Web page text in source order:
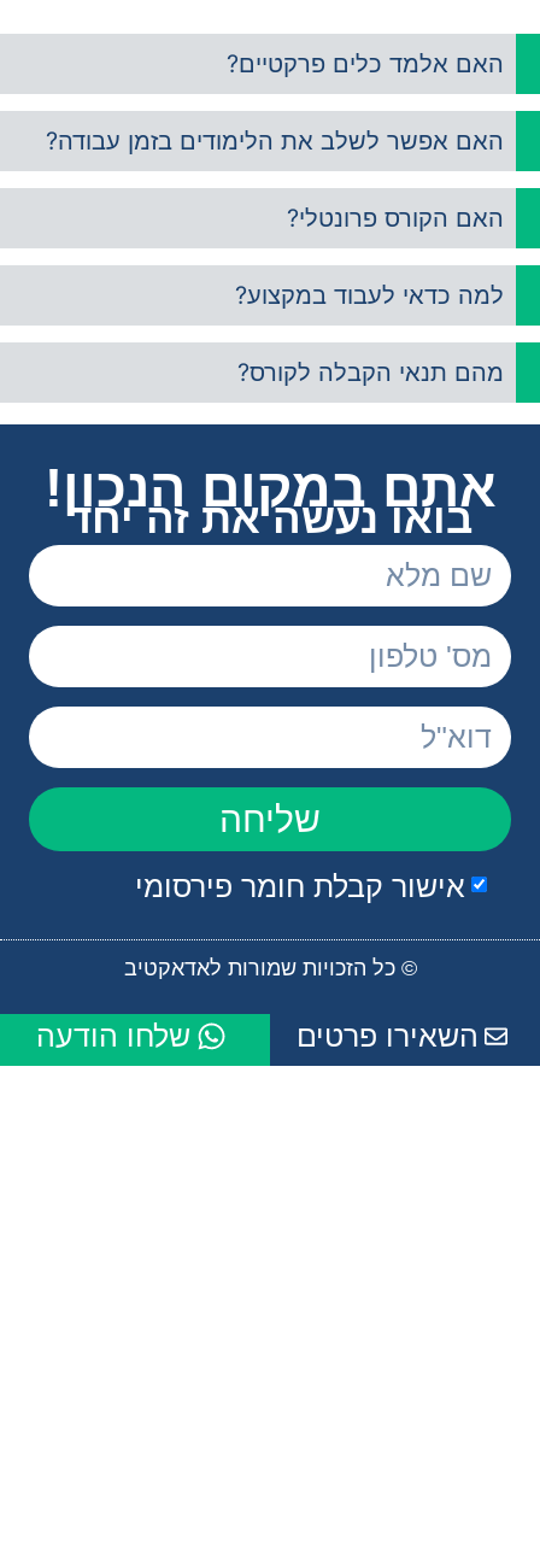
אלמד כלים פרקטיים?
אפשר לשלב את הלימודים בזמן עבודה?
הקורס פרונטלי?
כדאי לעבוד במקצוע?
תנאי הקבלה לקורס?
אתם במקום הנכון!
בואו נעשה את זה יחד
אישור קבלת חומר פירסומי
שליחה
© כל הזכויות שמורות לאדאקטיב
השאירו פרטים שלחו הודעה